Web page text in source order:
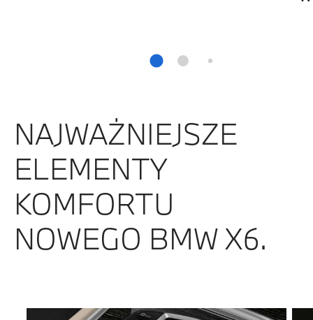
NAJWAŻNIEJSZE
ELEMENTY
KOMFORTU
NOWEGO BMW X6.